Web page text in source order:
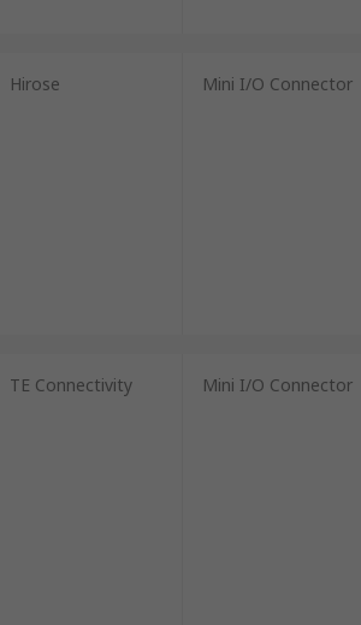
Hirose Mini I/O Connector
TE Connectivity Mini I/O Connector